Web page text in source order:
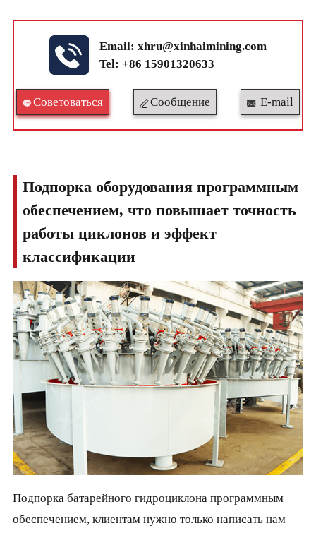
Email: xhru@xinhaimining.com
Tel: +86 15901320633
Cоветоваться Сообщение E-mail
Подпорка оборудования программным
обеспечением, что повышает точность
работы циклонов и эффект
классификации
Подпорка батарейного гидроциклона программным
обеспечением, клиентам нужно только написать нам